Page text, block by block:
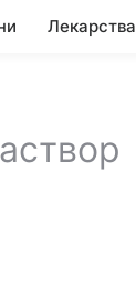
Лекарства